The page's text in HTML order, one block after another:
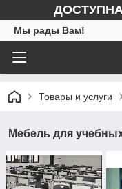
Мы рады Вам!
Товары и услуги
Мебель для